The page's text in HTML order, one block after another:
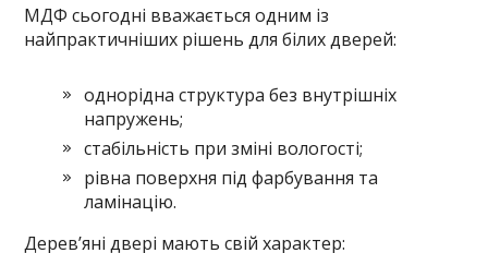
МДФ сьогодні вважається одним із
найпрактичніших рішень для білих дверей:
однорідна структура без внутрішніх
напружень;
стабільність при зміні вологості;
рівна поверхня під фарбування та
ламінацію.
Дерев’яні двері мають свій характер: